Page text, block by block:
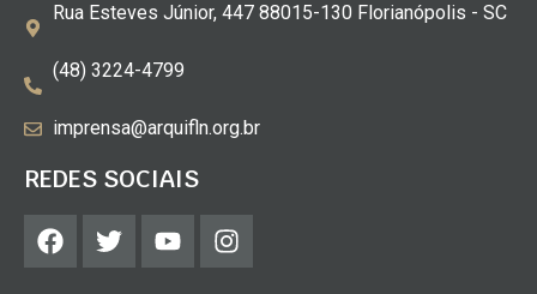
Rua Esteves Júnior, 447 88015-130 Florianópolis - SC
(48) 3224-4799
imprensa@arquifln.org.br
REDES SOCIAIS